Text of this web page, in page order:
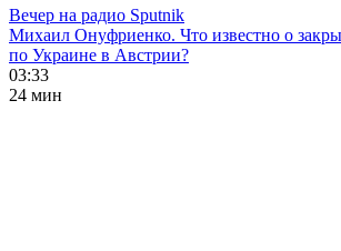
Вечер на радио Sputnik
Михаил Онуфриенко. Что известно о
по Украине в Австрии?
03:33
24 мин